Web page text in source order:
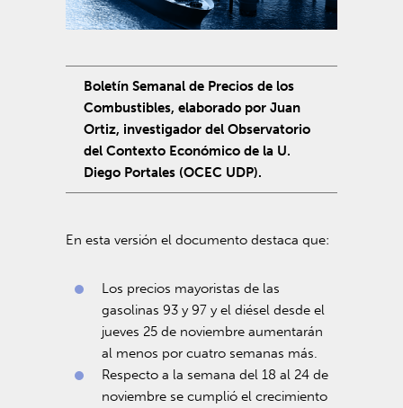
Boletín Semanal de Precios de los
Combustibles, elaborado por Juan
Ortiz, investigador del Observatorio
del Contexto Económico de la U.
Diego Portales (OCEC UDP).
En esta versión el documento destaca que:
Los precios mayoristas de las
gasolinas 93 y 97 y el diésel desde el
jueves 25 de noviembre aumentarán
al menos por cuatro semanas más.
Respecto a la semana del 18 al 24 de
noviembre se cumplió el crecimiento